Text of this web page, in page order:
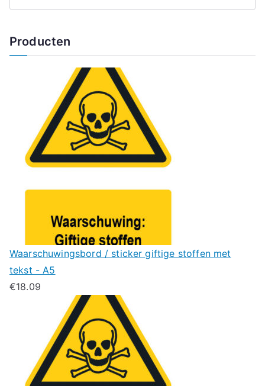
Producten
Waarschuwingsbord / sticker giftige stoffen met
tekst - A5
€18.09